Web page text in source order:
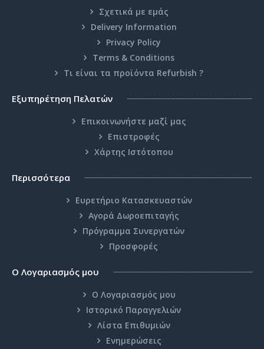
Σχετικά με εμάς
Delivery Information
Privacy Policy
Terms & Conditions
Τι είναι τα προϊόντα Refurbish ?
Εξυπηρέτηση Πελατών
Επικοινωνήστε μαζί μας
Επιστροφές
Χάρτης Ιστότοπου
Περισσότερα
Ευρετήριο Κατασκευαστών
Αγορά Δωροεπιταγής
Πρόγραμμα Συνεργατών
Προσφορές
Ο Λογαριασμός μου
Ο Λογαριασμός μου
Ιστορικό Παραγγελιών
Λίστα Επιθυμιών
Ενημερώσεις